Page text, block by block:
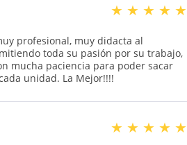
★ ★ ★ ★ ★
profesional, muy didacta al
toda su pasión por su trabajo,
mucha paciencia para poder sacar
unidad. La Mejor!!!!
★ ★ ★ ★ ★